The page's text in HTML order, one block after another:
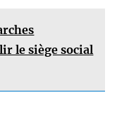
le siège social